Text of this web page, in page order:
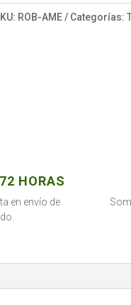
ROB-AME Categorías:
HORAS
en envío de